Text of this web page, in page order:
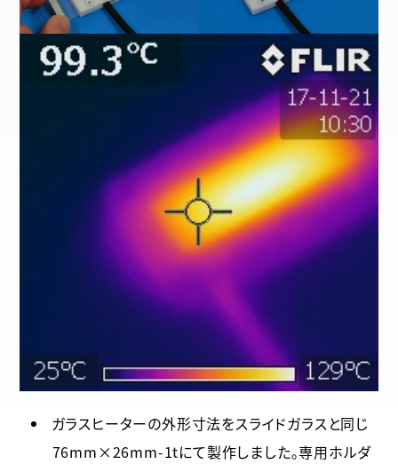
ガラスヒーターの外形寸法をスライドガラスと同じ
76mm×26mm-1tにて製作しました。専用ホルダ